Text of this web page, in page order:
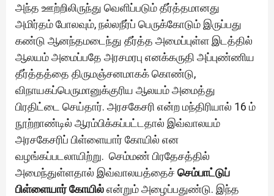
அந்த ஊற்றிலிருந்து வெளிப்படும் தீர்த்தமானது
அமிர்தம் போலவும், நல்லநீர்ப் பெருக்கோடும் இருப்பது
கண்டு ஆனந்தமடைந்து தீர்த்த அமைப்புள்ள இடத்தில்
ஆலயம் அமைப்பதே அரசமரபு எனக்கருதி அப்புண்ணிய
தீர்த்தத்தை திருமஞ்சனமாகக் கொண்டு,
விநாயகப்பெருமானுக்குரிய ஆலயம் அமைத்து
பிரதிட்டை செய்தார். அரசகேசரி என்ற மந்திரியால் 16 ம்
நூற்றாண்டில் ஆரம்பிக்கப்பட்டதால் இவ்வாலயம்
அரசகேசரிப் பிள்ளையார் கோயில் என
வழங்கப்படலாயிற்று. செம்மண் பிரதேசத்தில்
அமைந்துள்ளதால் இவ்வாலயத்தைச் செம்பாட்டுப்
பிள்ளையார் கோயில்என்றும் அழைப்பதுண்டு. இந்த